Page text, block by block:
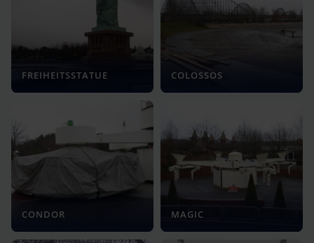
FREIHEITSSTATUE COLOSSOS
CONDOR MAGIC